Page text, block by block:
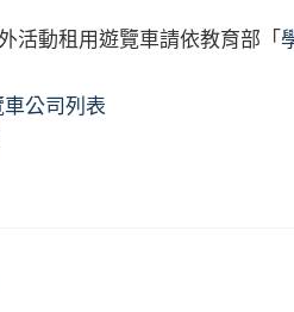
活動租用遊覽車請依教育部「
公司列表